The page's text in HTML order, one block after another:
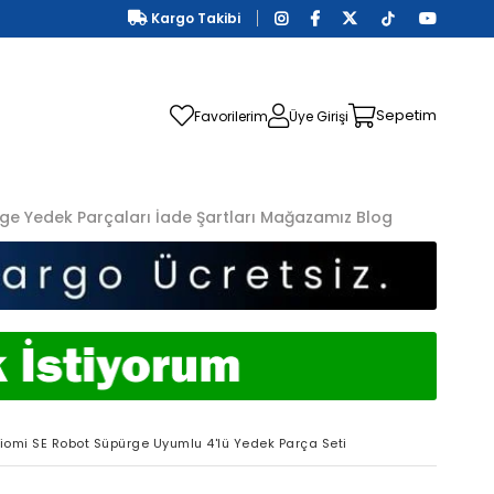
Kargo Takibi
Favorilerim Üye Girişi Sepetim
Yedek Parçaları İade Şartları Mağazamız Blog
SE Robot Süpürge Uyumlu 4'lü Yedek Parça Seti